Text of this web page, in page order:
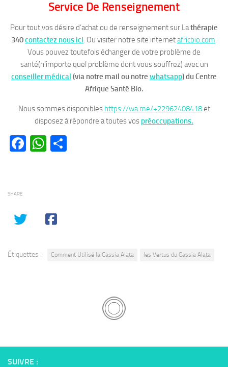
Service De Renseignement
Pour tout vos désire d’achat ou de renseignement sur Lathérapie
340contactez nous ici. Ou visiter notre site internetafricbio.com.
Vous pouvez toutefois échanger de votre problème de
santé(n’importe quel problème dont vous souffrez) avec un
conseiller médical (via notre mail ou notre whatsapp)du Centre
Afrique Santé Bio.
Nous sommes disponibles https://wa.me/+22962408418et
disposez à répondre a toutes vos préoccupations.
Facebook
WhatsApp
SHARE
Étiquettes : Comment Utilisé la Cassia Alata les Vertus du Cassia Alata
SUIVRE :